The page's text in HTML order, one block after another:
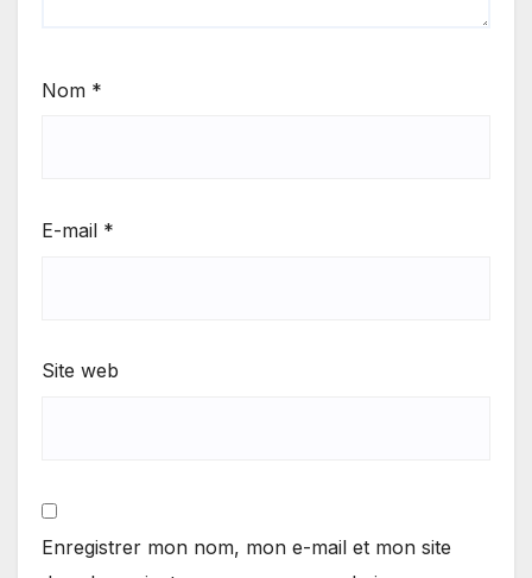
Nom *
E-mail *
Site web
Enregistrer mon nom, mon e-mail et mon site